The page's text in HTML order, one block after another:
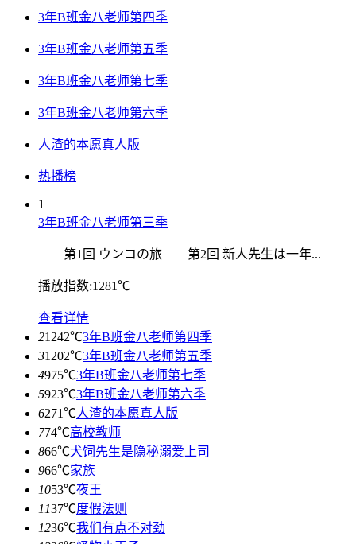
3年B班金八老师第四季
3年B班金八老师第五季
3年B班金八老师第七季
3年B班金八老师第六季
人渣的本愿真人版
热播榜
1
3年B班金八老师第三季
第1回 ウンコの旅 第2回 新人先生は一年...
播放指数:1281℃
查看详情
21242℃3年B班金八老师第四季
31202℃3年B班金八老师第五季
4975℃3年B班金八老师第七季
5923℃3年B班金八老师第六季
6271℃人渣的本愿真人版
774℃高校教师
866℃犬饲先生是隐秘溺爱上司
966℃家族
1053℃夜王
1137℃度假法则
1236℃我们有点不对劲